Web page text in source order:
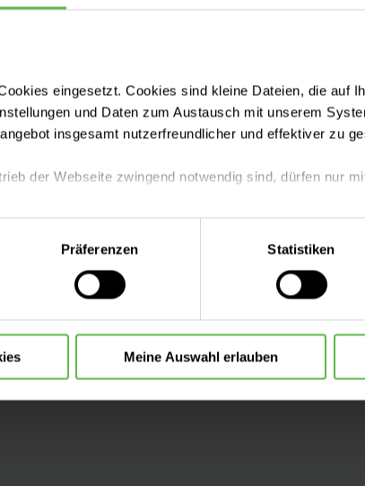
eingesetzt. Cookies sind kleine Dateien, die auf
und Daten zum Austausch mit unserem
insgesamt nutzerfreundlicher und effektiver zu
der Webseite zwingend notwendig sind, dürfen nur
mit nur den notwendigen Cookies zu benutzen, eine
treffen oder durch Auswahl von „Alle Cookies
können Sie jederzeit ändern oder widerrufen.
Präferenzen Statistiken
Meine Auswahl erlauben
von
gemacht
deutscher
wir in
Sicherheit